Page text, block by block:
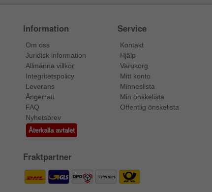
Information
Om oss
Juridisk information
Allmänna villkor
Integritetspolicy
Leverans
Ångerrätt
FAQ
Nyhetsbrev
Återkalla avtalet
Service
Kontakt
Hjälp
Varukorg
Mitt konto
Minneslista
Min önskelista
Offentlig önskelista
Fraktpartner